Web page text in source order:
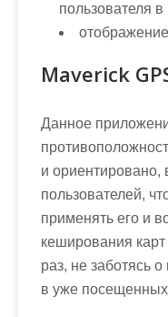
пользователя
Maverick
Данное
и
пользователей,
применять его и
кеширования карт
раз, не заботясь
в уже посещенных